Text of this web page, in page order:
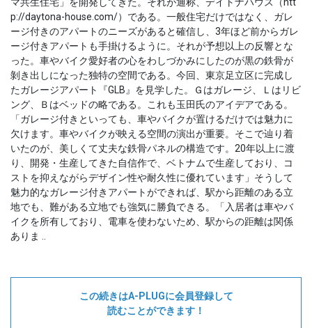
p://daytona-house.com/）である。一般住宅だけではなく、ガレ
ージ付きのアパートのニーズがあると確信し、3年ほど前からガレ
ージ付きアパートも手掛けるように。それが予想以上の反響とな
った。車やバイク愛好者の心をわしづかみにしたのが黒の鉄骨が
剝き出しになった独特の空間である。今回、東京足立区に完成し
たガレージアパート『GLB』を見学した。Ｇはガレージ、Ｌはリビ
ング、Ｂはベッドの略である。これも玉田氏のアイデアである。
「ガレージ付きといっても、車やバイクが置けるだけでは魅力に
欠けます。車やバイクが映える空間の演出が重要。そこで辿り着
いたのが、美しくて丈夫な鉄骨パネルの構造です。20年以上に渡
り、開発・生産してきた自信作で、ベトナムで生産しており、コ
ストを抑えながらデザイン性や耐久性に優れています」そうして
魅力的なガレージ付きアパートができれば、駅から距離のある立
地でも、難がある立地でも強気に勝負できる。「入居者は車やバ
イクを所有しており、電車を使わないため、駅からの距離は関係
ありま ..
この続きはA-PLUGに会員登録して
読むことができます！